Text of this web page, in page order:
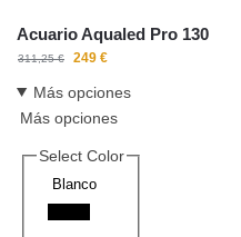
Acuario Aqualed Pro 130
311,25€ 249 €
Más opciones
Más opciones
Select Color
Blanco